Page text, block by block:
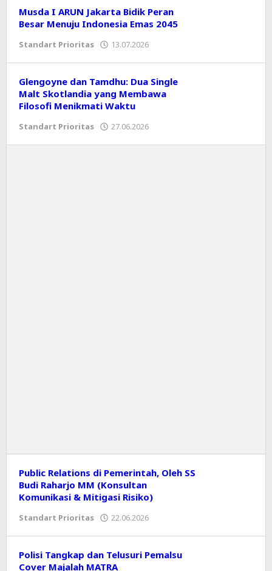
Musda I ARUN Jakarta Bidik Peran
Besar Menuju Indonesia Emas 2045
Standart Prioritas 13.07.2026
Glengoyne dan Tamdhu: Dua Single
Malt Skotlandia yang Membawa
Filosofi Menikmati Waktu
Standart Prioritas 27.06.2026
Public Relations di Pemerintah, Oleh SS
Budi Raharjo MM (Konsultan
Komunikasi & Mitigasi Risiko)
Standart Prioritas 22.06.2026
Polisi Tangkap dan Telusuri Pemalsu
Cover Majalah MATRA